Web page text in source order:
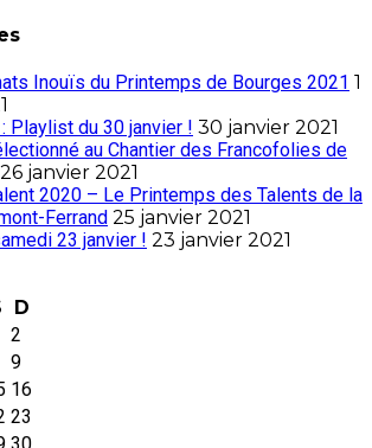
Inouïs du Printemps de Bourges 2021 1
Playlist du 30 janvier ! 30 janvier 2021
au Chantier des Francofolies de
26 janvier 2021
2020 – Le Printemps des Talents de la
Ferrand 25 janvier 2021
23 janvier ! 23 janvier 2021
D
2
9
16
23